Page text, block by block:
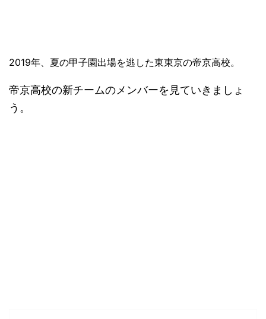
2019年、夏の甲子園出場を逃した東東京の帝京高校。
帝京高校の新チームのメンバーを見ていきましょ
う。